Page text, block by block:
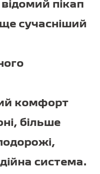
пікап
сучасніший
комфорт
більше
система.